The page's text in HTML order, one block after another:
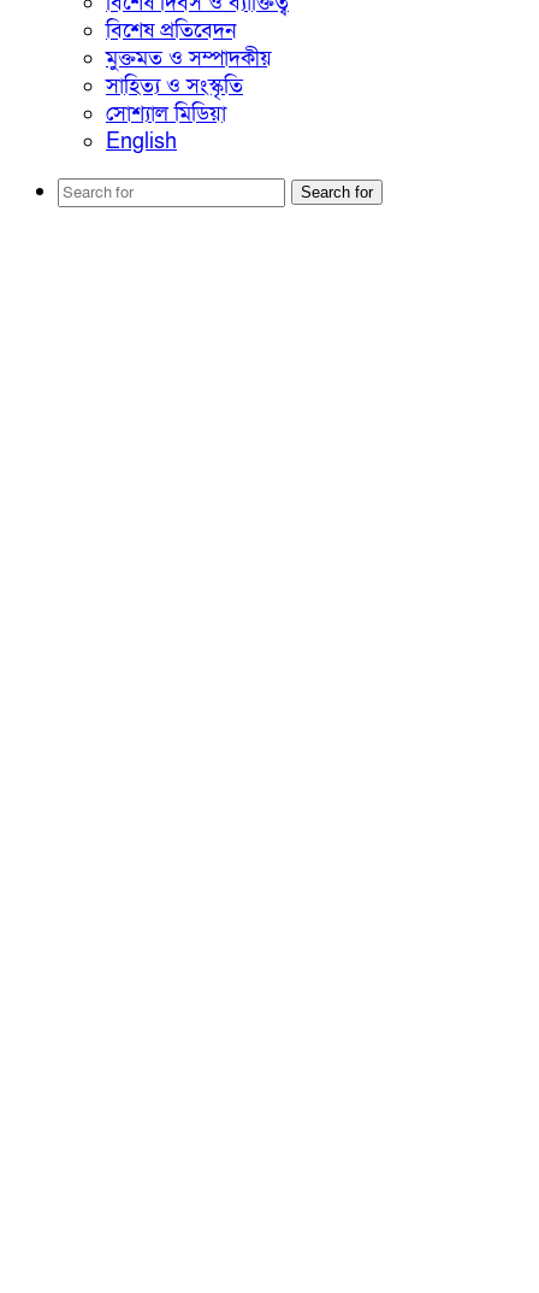
বিশেষ প্রতিবেদন
মুক্তমত ও সম্পাদকীয়
সাহিত্য ও সংস্কৃতি
সোশ্যাল মিডিয়া
English
Search for